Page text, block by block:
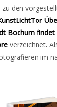
zu den
Bochum findet
verzeichnet.
im